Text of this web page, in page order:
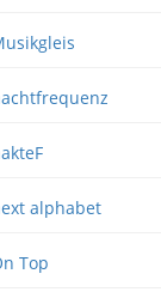
alphabet
Top